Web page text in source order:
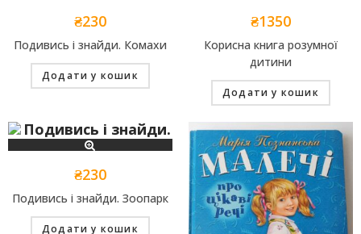
₴230
Подивись і знайди. Комахи
Додати у кошик
₴1350
Корисна книга розумної
дитини
Додати у кошик
₴230
Подивись і знайди. Зоопарк
Додати у кошик